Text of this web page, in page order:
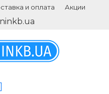
и оплата Акции